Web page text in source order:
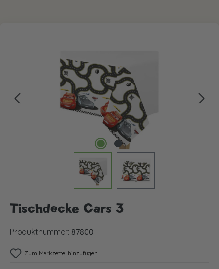
Tischdecke Cars 3
Produktnummer: 87800
Zum Merkzettel hinzufügen